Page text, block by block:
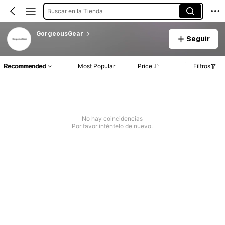
Buscar en la Tienda
GorgeousGear
Seguir
Recommended Most Popular Price Filtros
No hay coincidencias
Por favor inténtelo de nuevo.